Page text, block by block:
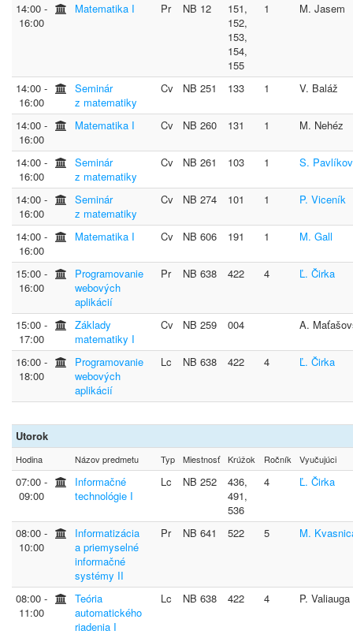
14:00 ‐
16:00
Matematika I Pr NB 12
151,
152,
153,
154,
155
1 M. Jasem
14:00 ‐
16:00
Seminár
z matematiky
Cv NB 251 133 1 V. Baláž
14:00 ‐
16:00
Matematika I Cv NB 260 131 1 M. Nehéz
14:00 ‐
16:00
Seminár
z matematiky
Cv NB 261 103 1 S.
14:00 ‐
16:00
Seminár
z matematiky
Cv NB 274 101 1 P. Viceník
14:00 ‐
16:00
Matematika I Cv NB 606 191 1 M. Gall
15:00 ‐
16:00
Programovanie
webových
aplikácií
Pr NB 638 422 4 Ľ. Čirka
15:00 ‐
17:00
Základy
matematiky I
Cv NB 259 004 A.
16:00 ‐
18:00
Programovanie
webových
aplikácií
Lc NB 638 422 4 Ľ. Čirka
Utorok
Hodina Názov predmetu Typ Miestnosť Krúžok Ročník Vyučujúci
07:00 ‐
09:00
Informačné
technológie I
Lc NB 252
436,
491,
536
4 Ľ. Čirka
08:00 ‐
10:00
Informatizácia
a priemyselné
informačné
systémy II
Pr NB 641 522 5 M.
08:00 ‐
11:00
Teória
automatického
riadenia I
Lc NB 638 422 4 P. Valiauga